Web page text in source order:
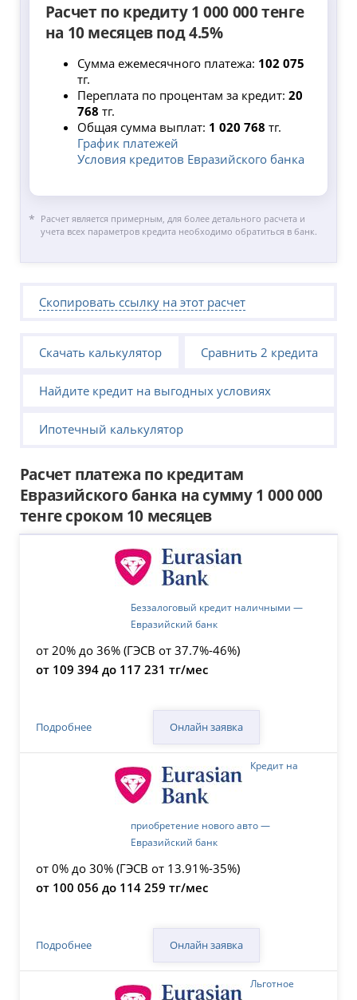
Расчет по кредиту 1 000 000 тенге
на 10 месяцев под 4.5%
Сумма ежемесячного платежа: 102 075
тг.
Переплата по процентам за кредит: 20
768 тг.
Общая сумма выплат: 1 020 768 тг.
График платежей
Условия кредитов Евразийского банка
Расчет является примерным, для более детального расчета и
учета всех параметров кредита необходимо обратиться в банк.
Скопировать ссылку на этот расчет
Скачать калькулятор Сравнить 2 кредита
Найдите кредит на выгодных условиях
Ипотечный калькулятор
Расчет платежа по кредитам
Евразийского банка на сумму 1 000 000
тенге сроком 10 месяцев
Беззалоговый кредит наличными —
Евразийский банк
от 20% до 36% (ГЭСВ от 37.7%-46%)
от 109 394 до 117 231 тг/мес
Подробнее Онлайн заявка
Кредит на
приобретение нового авто —
Евразийский банк
от 0% до 30% (ГЭСВ от 13.91%-35%)
от 100 056 до 114 259 тг/мес
Подробнее Онлайн заявка
Льготное